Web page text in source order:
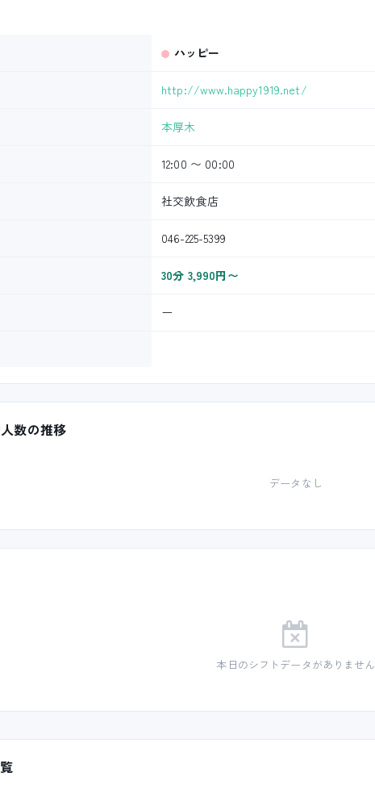
ハッピー
http://www.happy1919.net/
本厚木
12:00 〜 00:00
社交飲食店
046-225-5399
30分 3,990円〜
ー
数の推移
データなし
本日のシフトデータがありません